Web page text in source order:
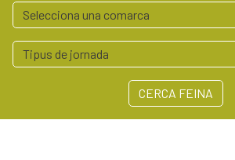
CERCA FEINA
Serveis empresa
Polígons Baix Empordà
Arrelem - Xarxa Agroalimentària del
Contacte